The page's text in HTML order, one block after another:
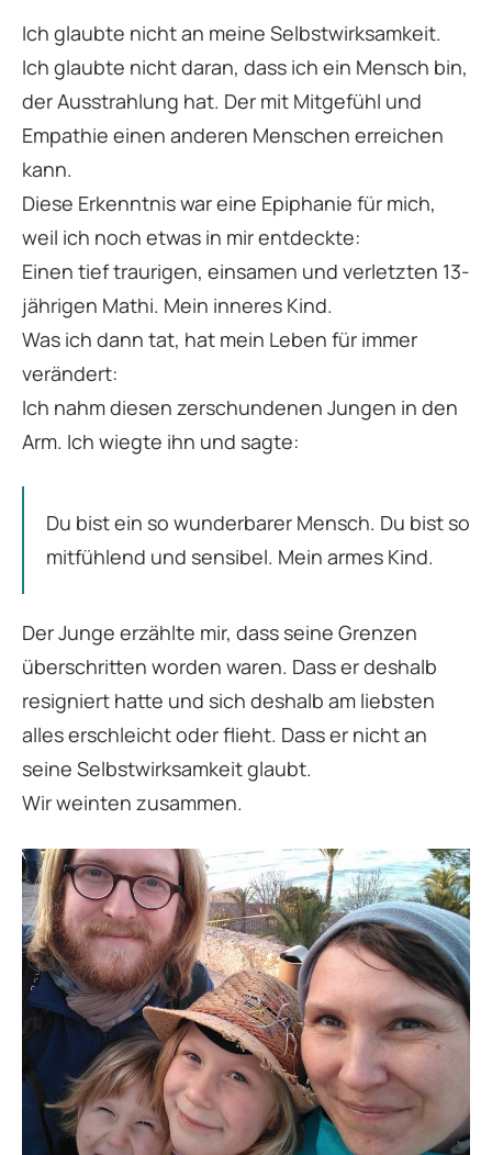
Ich glaubte nicht an meine Selbstwirksamkeit.
Ich glaubte nicht daran, dass ich ein Mensch bin,
der Ausstrahlung hat. Der mit Mitgefühl und
Empathie einen anderen Menschen erreichen
kann.
Diese Erkenntnis war eine Epiphanie für mich,
weil ich noch etwas in mir entdeckte:
Einen tief traurigen, einsamen und verletzten 13-
jährigen Mathi. Mein inneres Kind.
Was ich dann tat, hat mein Leben für immer
verändert:
Ich nahm diesen zerschundenen Jungen in den
Arm. Ich wiegte ihn und sagte:
Du bist ein so wunderbarer Mensch. Du bist so
mitfühlend und sensibel. Mein armes Kind.
Der Junge erzählte mir, dass seine Grenzen
überschritten worden waren. Dass er deshalb
resigniert hatte und sich deshalb am liebsten
alles erschleicht oder flieht. Dass er nicht an
seine Selbstwirksamkeit glaubt.
Wir weinten zusammen.